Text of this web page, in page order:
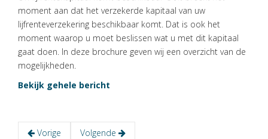
HOME
DIENSTEN
OVER
ACTUEEL
moment aan dat het verzekerde kapitaal van uw
lijfrenteverzekering beschikbaar komt. Dat is ook het
moment waarop u moet beslissen wat u met dit kapitaal
gaat doen. In deze brochure geven wij een overzicht van de
mogelijkheden.
Bekijk gehele bericht
Vorige Volgende